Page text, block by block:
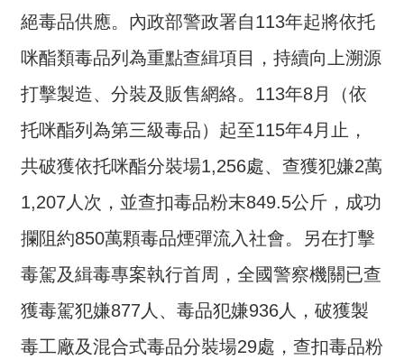
答
電
子
RSS
English
網
站
安
全
策
絕毒品供應。內政部警政署自113年起將依托
咪酯類毒品列為重點查緝項目，持續向上溯源
打擊製造、分裝及販售網絡。113年8月（依
托咪酯列為第三級毒品）起至115年4月止，
共破獲依托咪酯分裝場1,256處、查獲犯嫌2萬
1,207人次，並查扣毒品粉末849.5公斤，成功
攔阻約850萬顆毒品煙彈流入社會。另在打擊
毒駕及緝毒專案執行首周，全國警察機關已查
獲毒駕犯嫌877人、毒品犯嫌936人，破獲製
毒工廠及混合式毒品分裝場29處，查扣毒品粉